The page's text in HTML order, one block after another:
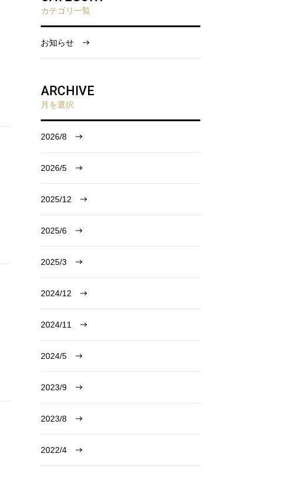
カテゴリ一覧
お知らせ
ARCHIVE
月を選択
2026/8
2026/5
2025/12
2025/6
2025/3
2024/12
2024/11
2024/5
2023/9
2023/8
2022/4